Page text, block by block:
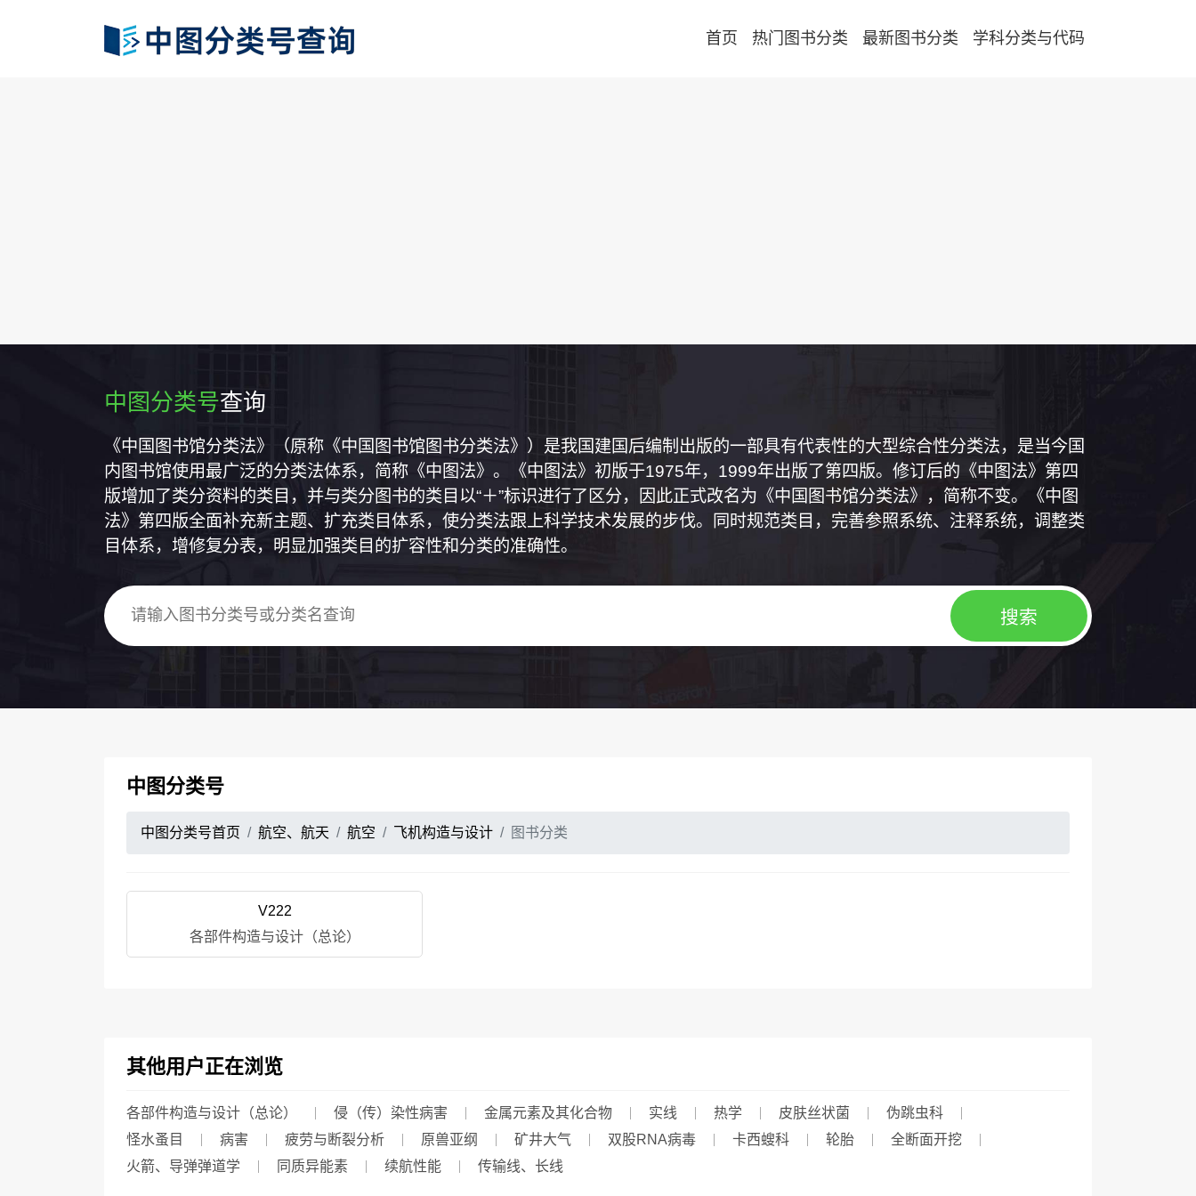
首页 热门图书分类 最新图书分类 学科分类与代码
中图分类号查询
《中国图书馆分类法》（原称《中国图书馆图书分类法》）是我国建国后编制出版的一部具有代表性的大型综合性分类法，是当今国
内图书馆使用最广泛的分类法体系，简称《中图法》。《中图法》初版于1975年，1999年出版了第四版。修订后的《中图法》第四
版增加了类分资料的类目，并与类分图书的类目以“＋”标识进行了区分，因此正式改名为《中国图书馆分类法》，简称不变。《中图
法》第四版全面补充新主题、扩充类目体系，使分类法跟上科学技术发展的步伐。同时规范类目，完善参照系统、注释系统，调整类
目体系，增修复分表，明显加强类目的扩容性和分类的准确性。
中图分类号
中图分类号首页 航空、航天 航空 飞机构造与设计 图书分类
V222
各部件构造与设计（总论）
其他用户正在浏览
各部件构造与设计（总论） 侵（传）染性病害 金属元素及其化合物 实线 热学 皮肤丝状菌
伪跳虫科
怪水蚤目
病害 疲劳与断裂分析 原兽亚纲 矿井大气 双股RNA病毒 卡西螋科 轮胎
全断面开挖
火箭、导弹弹道学
同质异能素 续航性能 传输线、长线